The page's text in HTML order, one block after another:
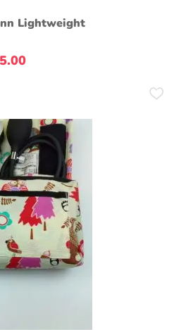
Lightweight